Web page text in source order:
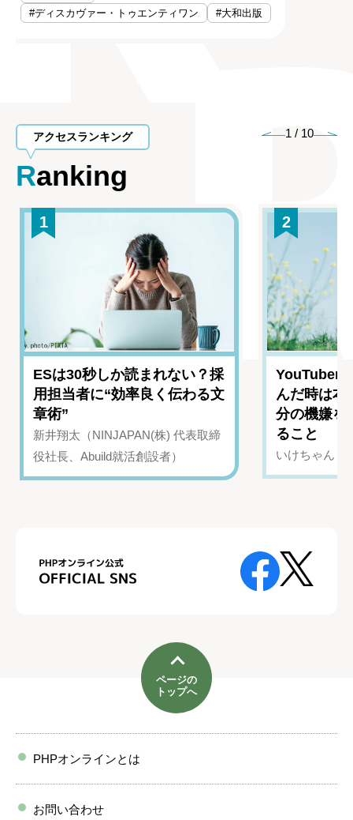
#ディスカヴァー・トゥエンティワン
#大和出版
アクセスランキング
Ranking
1 / 10
1
ESは30秒しか読まれない？採
用担当者に“効率良く伝わる文
章術”
新井翔太（NINJAPAN(株) 代表取締
役社長、Abuild就活創設者）
2
YouTuber
んだ時は
分の機嫌を
ること
いけちゃん（
ページの
トップへ
PHPオンラインとは
お問い合わせ